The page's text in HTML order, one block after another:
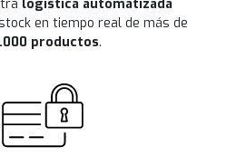
logística automatizada
en tiempo real de más de
productos.